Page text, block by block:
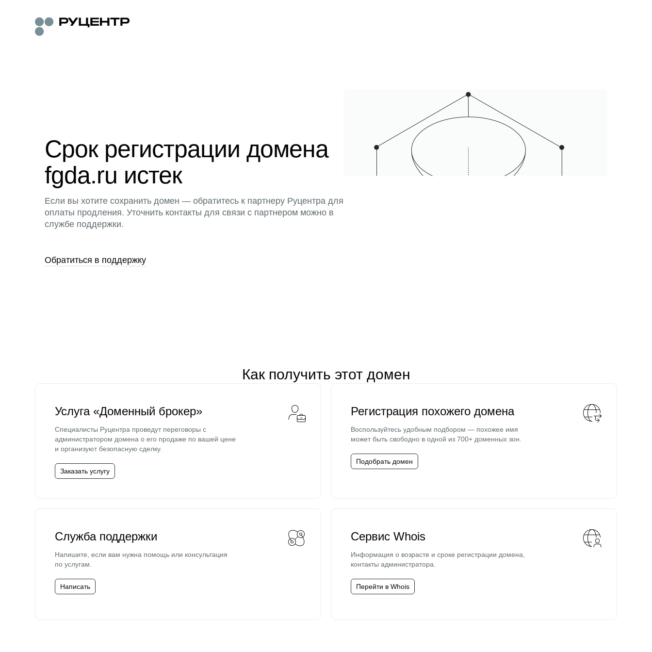
Срок регистрации домена
fgda.ru истек
Если вы хотите сохранить домен — обратитесь к партнеру Руцентра для
оплаты продления. Уточнить контакты для связи с партнером можно в
службе поддержки.
Обратиться в поддержку
Как получить этот домен
Услуга «Доменный брокер»
Специалисты Руцентра проведут переговоры с
администратором домена о его продаже по вашей цене
и организуют безопасную сделку.
Заказать услугу
Регистрация похожего домена
Воспользуйтесь удобным подбором — похожее имя
может быть свободно в одной из 700+ доменных зон.
Подобрать домен
Служба поддержки
Напишите, если вам нужна помощь или консультация
по услугам.
Написать
Сервис Whois
Информация о возрасте и сроке регистрации домена,
контакты администратора.
Перейти в Whois